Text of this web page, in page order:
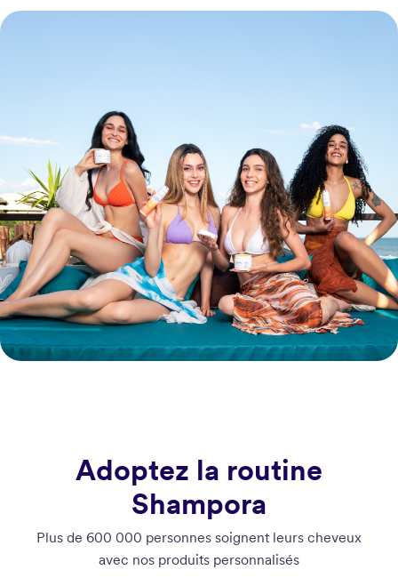
Adoptez la routine
Shampora
Plus de 600 000 personnes soignent leurs cheveux
avec nos produits personnalisés